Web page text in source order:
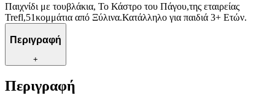
Παιχνίδι με τουβλάκια, Το Κάστρο του Πάγου,της εταιρείας
Trefl,51κομμάτια από Ξύλινα.Κατάλληλο για παιδιά 3+ Ετών.
Περιγραφή
+
Περιγραφή